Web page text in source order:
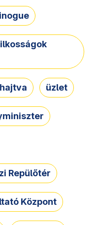
üzlet
Repülőtér
Központ